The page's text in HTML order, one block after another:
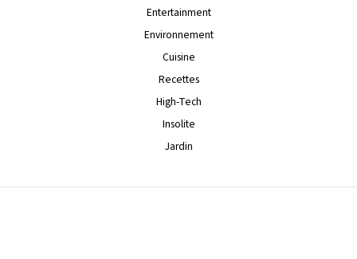
Entertainment
Environnement
Cuisine
Recettes
High-Tech
Insolite
Jardin